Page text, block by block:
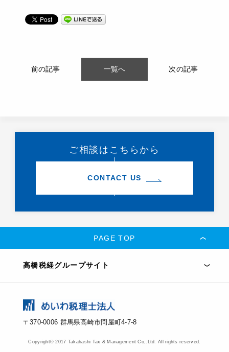
前の記事 一覧へ 次の記事
ご相談はこちらから
CONTACT US
PAGE TOP
高橋税経グループサイト
〒370-0006 群馬県高崎市問屋町4-7-8
Copyright© 2017 Takahashi Tax & Management Co,.Ltd. All rights reserved.